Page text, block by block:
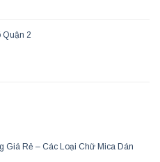
Quận 2
Giá Rẻ – Các Loại Chữ Mica Dán